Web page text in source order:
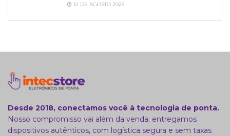
12 DE AGOSTO 2025
Desde 2018, conectamos você à tecnologia de ponta.
Nosso compromisso vai além da venda: entregamos
dispositivos autênticos, com logística segura e sem taxas